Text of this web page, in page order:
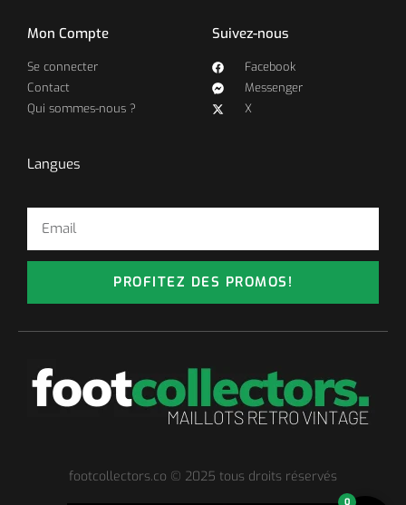
Mon Compte
Se connecter
Contact
Qui sommes-nous ?
Suivez-nous
Facebook
Messenger
X
Langues
PROFITEZ DES PROMOS!
footcollectors.co © 2025 tous droits réservés
0